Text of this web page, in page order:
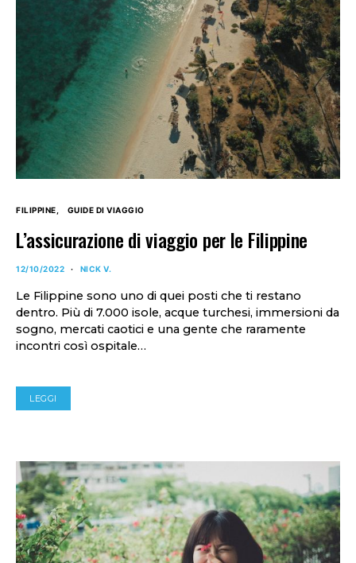
FILIPPINE GUIDE DI VIAGGIO
L’assicurazione di viaggio per le Filippine
12/10/2022 NICK V.
Le Filippine sono uno di quei posti che ti restano
dentro. Più di 7.000 isole, acque turchesi, immersioni da
sogno, mercati caotici e una gente che raramente
incontri così ospitale…
LEGGI